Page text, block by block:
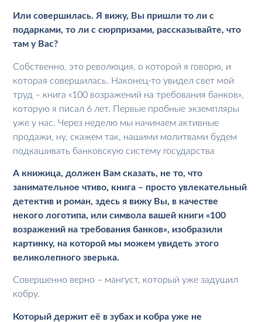
Или совершилась. Я вижу, Вы пришли то ли с
подарками, то ли с сюрпризами, рассказывайте, что
там у Вас?
Собственно, это революция, о которой я говорю, и
которая совершилась. Наконец-то увидел свет мой
труд – книга «100 возражений на требования банков»,
которую я писал 6 лет. Первые пробные экземпляры
уже у нас. Через неделю мы начинаем активные
продажи, ну, скажем так, нашими молитвами будем
подкашивать банковскую систему государства
А книжица, должен Вам сказать, не то, что
занимательное чтиво, книга – просто увлекательный
детектив и роман, здесь я вижу Вы, в качестве
некого логотипа, или символа вашей книги «100
возражений на требования банков», изобразили
картинку, на которой мы можем увидеть этого
великолепного зверька.
Совершенно верно – мангуст, который уже задушил
кобру.
Который держит её в зубах и кобра уже не